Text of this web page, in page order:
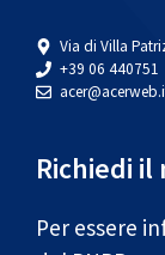
Via di Villa
+39 06 440751
Richiedi il
Per essere